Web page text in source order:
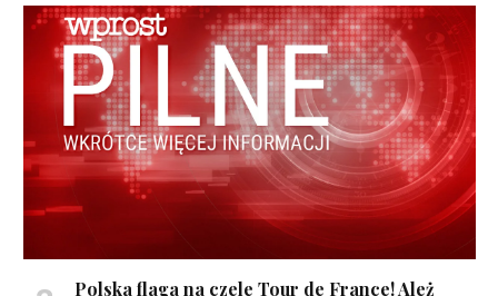
Polska flaga na czele Tour de France! Ależ